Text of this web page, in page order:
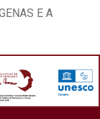
E A